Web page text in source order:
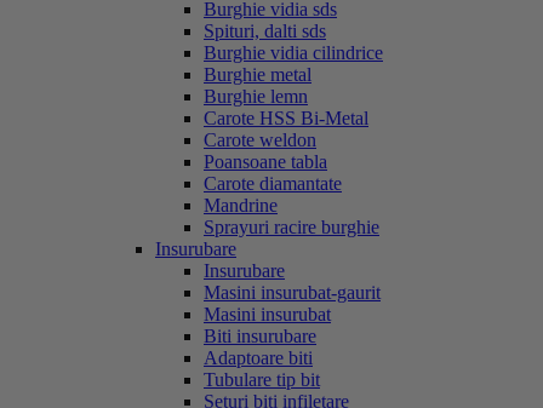
Burghie vidia sds
Spituri, dalti sds
Burghie vidia cilindrice
Burghie metal
Burghie lemn
Carote HSS Bi-Metal
Carote weldon
Poansoane tabla
Carote diamantate
Mandrine
Sprayuri racire burghie
Insurubare
Insurubare
Masini insurubat-gaurit
Masini insurubat
Biti insurubare
Adaptoare biti
Tubulare tip bit
Seturi biti infiletare